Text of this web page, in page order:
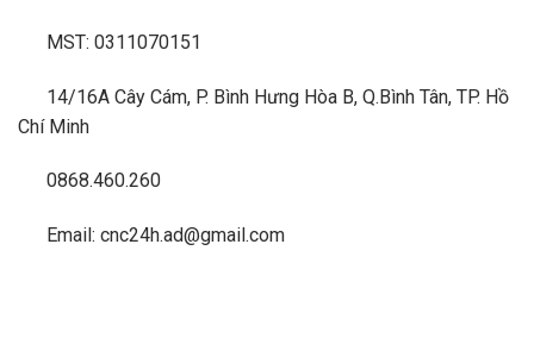
MST: 0311070151
14/16A Cây Cám, P. Bình Hưng Hòa B, Q.Bình Tân, TP. Hồ
Chí Minh
0868.460.260
Email: cnc24h.ad@gmail.com